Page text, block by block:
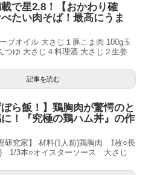
で星2.8！【おかわり確
たい肉そば！最高にうま
ブオイル 大さじ１豚こま肉 100g玉
つゆ 大さじ４料理酒 大さじ２生姜
記事を読む
ら飯！】鶏胸肉が驚愕のと
！『究極の鶏ハム丼』の作
研究家】 材料(1人前)鶏胸肉 1枚○長
) 1/3本○オイスターソース 大さじ